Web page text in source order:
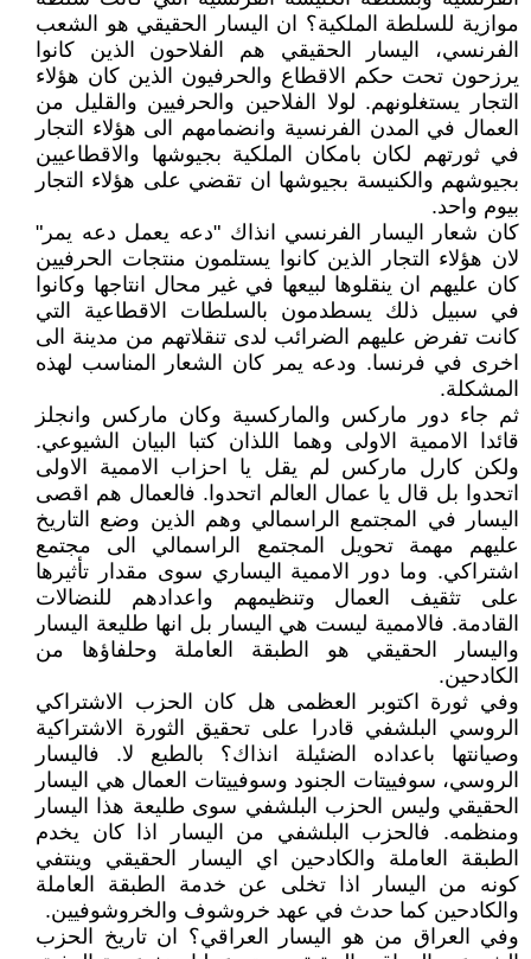
موازية للسلطة الملكية؟ ان اليسار الحقيقي هو الشعب
الفرنسي، اليسار الحقيقي هم الفلاحون الذين كانوا
يرزحون تحت حكم الاقطاع والحرفيون الذين كان هؤلاء
التجار يستغلونهم. لولا الفلاحين والحرفيين والقليل من
العمال في المدن الفرنسية وانضمامهم الى هؤلاء التجار
في ثورتهم لكان بامكان الملكية بجيوشها والاقطاعيين
بجيوشهم والكنيسة بجيوشها ان تقضي على هؤلاء التجار
بيوم واحد.
كان شعار اليسار الفرنسي انذاك "دعه يعمل دعه يمر"
لان هؤلاء التجار الذين كانوا يستلمون منتجات الحرفيين
كان عليهم ان ينقلوها لبيعها في غير محال انتاجها وكانوا
في سبيل ذلك يسطدمون بالسلطات الاقطاعية التي
كانت تفرض عليهم الضرائب لدى تنقلاتهم من مدينة الى
اخرى في فرنسا. ودعه يمر كان الشعار المناسب لهذه
المشكلة.
ثم جاء دور ماركس والماركسية وكان ماركس وانجلز
قائدا الاممية الاولى وهما اللذان كتبا البيان الشيوعي.
ولكن كارل ماركس لم يقل يا احزاب الاممية الاولى
اتحدوا بل قال يا عمال العالم اتحدوا. فالعمال هم اقصى
اليسار في المجتمع الراسمالي وهم الذين وضع التاريخ
عليهم مهمة تحويل المجتمع الراسمالي الى مجتمع
اشتراكي. وما دور الاممية اليساري سوى مقدار تأثيرها
على تثقيف العمال وتنظيمهم واعدادهم للنضالات
القادمة. فالاممية ليست هي اليسار بل انها طليعة اليسار
واليسار الحقيقي هو الطبقة العاملة وحلفاؤها من
الكادحين.
وفي ثورة اكتوبر العظمى هل كان الحزب الاشتراكي
الروسي البلشفي قادرا على تحقيق الثورة الاشتراكية
وصيانتها باعداده الضئيلة انذاك؟ بالطبع لا. فاليسار
الروسي، سوفييتات الجنود وسوفييتات العمال هي اليسار
الحقيقي وليس الحزب البلشفي سوى طليعة هذا اليسار
ومنظمه. فالحزب البلشفي من اليسار اذا كان يخدم
الطبقة العاملة والكادحين اي اليسار الحقيقي وينتفي
كونه من اليسار اذا تخلى عن خدمة الطبقة العاملة
والكادحين كما حدث في عهد خروشوف والخروشوفيين.
وفي العراق من هو اليسار العراقي؟ ان تاريخ الحزب